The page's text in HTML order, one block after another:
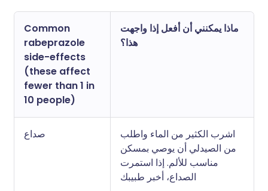
Common
rabeprazole
side-effects
(these affect
fewer than 1 in
10 people)
ماذا يمكنني أن أفعل إذا واجهت
هذا؟
صداع
اشرب الكثير من الماء واطلب
من الصيدلي أن يوصي بمسكن
مناسب للألم. إذا استمرت
الصداع، أخبر طبيبك